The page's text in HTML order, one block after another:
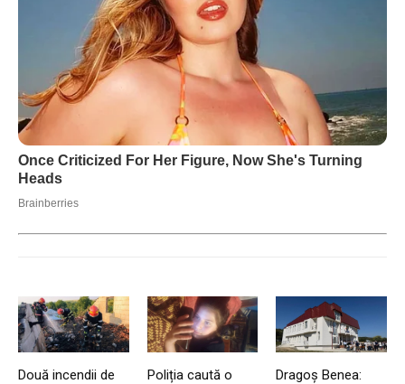
Două incendii de
Poliția caută o
Dragoș Benea: